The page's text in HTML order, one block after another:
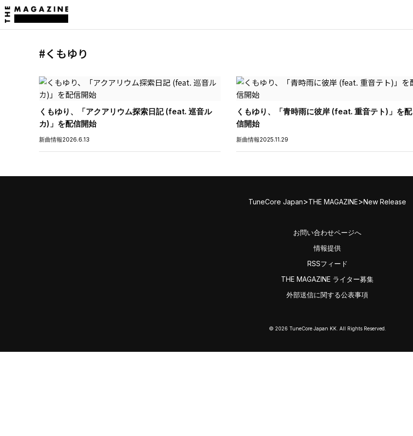
#くもゆり
くもゆり、「アクアリウム探索日記 (feat. 巡音ル
カ)」を配信開始
新曲情報2026.6.13
くもゆり、「青時雨に彼岸 (feat. 重音テト)」を配
信開始
新曲情報2025.11.29
TuneCore Japan>THE MAGAZINE>New Release
お問い合わせページへ
情報提供
RSSフィード
THE MAGAZINE ライター募集
外部送信に関する公表事項
© 2026 TuneCore Japan KK. All Rights Reserved.